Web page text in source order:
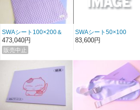
SWAシート100×200＆
SWA・EMBCタピデウェ
ーブ(S)
473,040円
SWAシート50×100
83,600円